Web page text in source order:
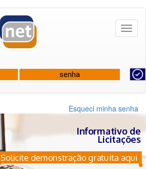
Esqueci minha senha
Informativo de
Licitações
Solicite demonstração gratuita aqui